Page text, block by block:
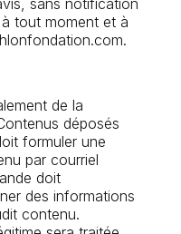
sans notification
tout moment et à
de la
déposés
formuler une
par courriel
doit
des informations
contenu.